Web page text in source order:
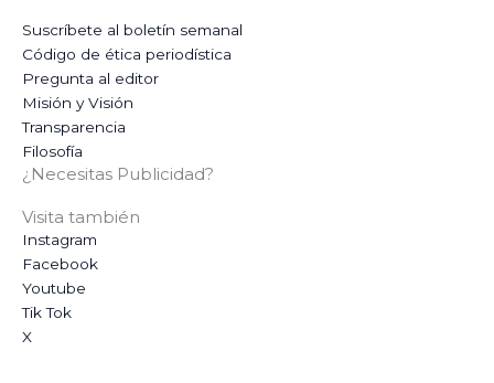
Suscríbete al boletín semanal
Código de ética periodística
Pregunta al editor
Misión y Visión
Transparencia
Filosofía
¿Necesitas Publicidad?
Visita también
Instagram
Facebook
Youtube
Tik Tok
X